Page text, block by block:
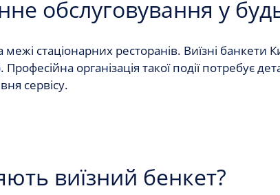
обслуговування у
стаціонарних ресторанів. Виїзні банкети
Професійна організація такої події потребує
сервісу.
виїзний бенкет?